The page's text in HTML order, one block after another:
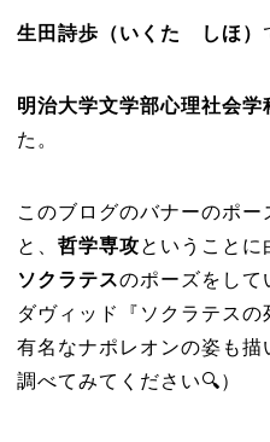
生田詩歩（いくた しほ）
明治大学文学部心理社会学
た。
このブログのバナーのポ
と、 哲学専攻ということに
ソクラテスのポーズをして
ダヴィッド『ソクラテス
有名なナポレオンの姿も描
調べてみてください🔍）